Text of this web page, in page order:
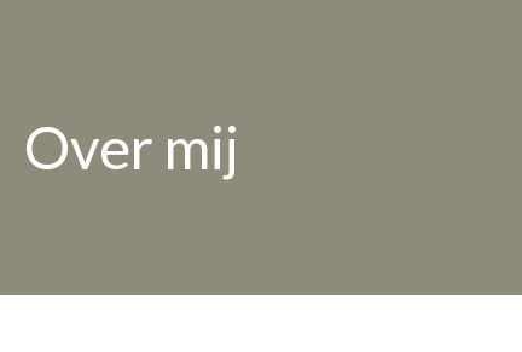
Over mij